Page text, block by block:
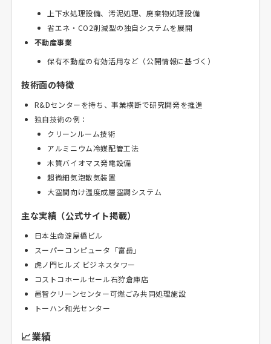
上下水処理設備、汚泥処理、廃棄物処理設備
省エネ・CO2削減型の独自システムを展開
不動産事業
保有不動産の有効活用など（公開情報に基づく）
技術面の特徴
R&Dセンターを持ち、事業横断で研究開発を推進
独自技術の例：
クリーンルーム技術
アルミニウム冷媒配管工法
木質バイオマス発電設備
超微細気泡散気装置
大空間向け温度成層空調システム
主な実績（公式サイト掲載）
日本生命淀屋橋ビル
スーパーコンピュータ「富岳」
虎ノ門ヒルズ ビジネスタワー
コストコホールセール石狩倉庫店
邑智クリーンセンター可燃ごみ共同処理施設
トーハン和光センター
📈業績